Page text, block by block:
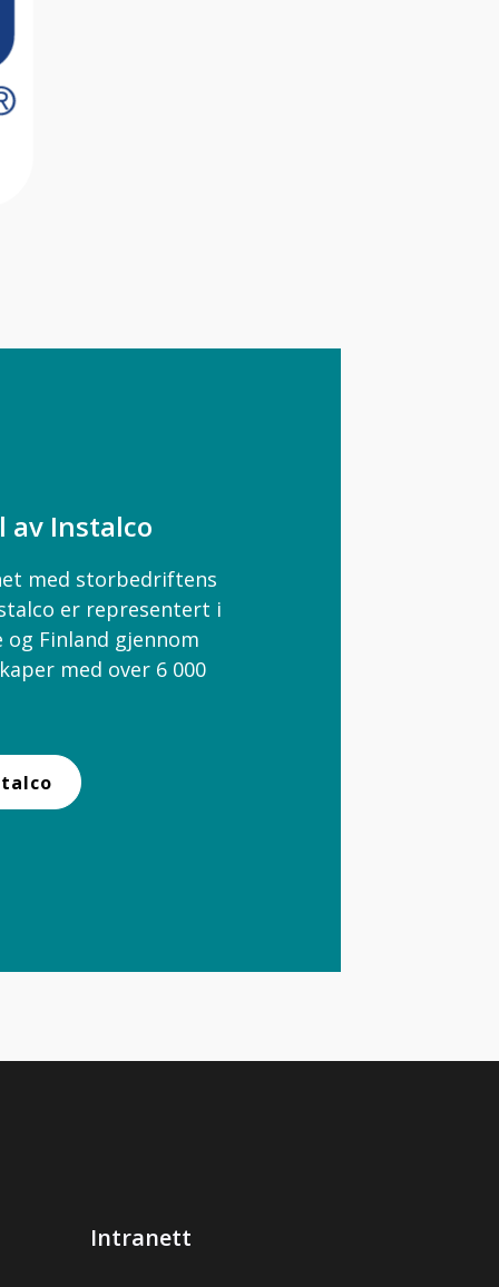
av Instalco
med storbedriftens
er representert i
og Finland gjennom
med over 6 000
Intranett